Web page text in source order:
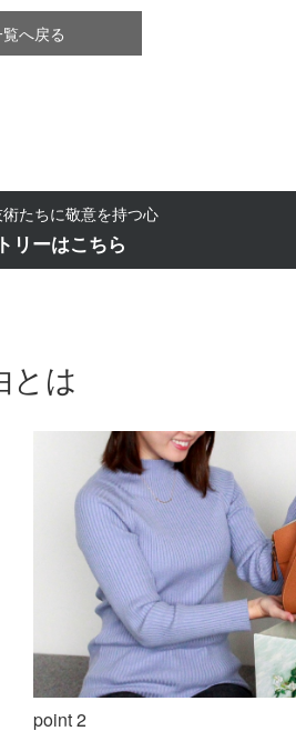
へ戻る
たちに敬意を持つ心
リーはこちら
とは
point 2